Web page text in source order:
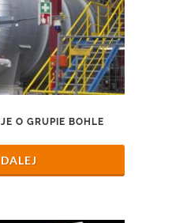
O GRUPIE BOHLE